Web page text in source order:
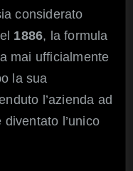
considerato
1886, la formula
mai ufficialmente
la sua
l’azienda ad
diventato l’unico